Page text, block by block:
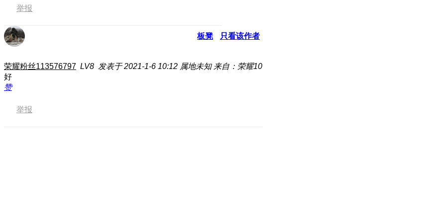
举报
板凳 只看该作者
荣耀粉丝113576797 LV8 发表于 2021-1-6 10:12 属地未知 来自：荣耀10
好
赞
举报